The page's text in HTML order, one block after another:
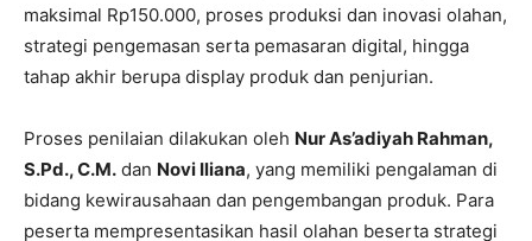
maksimal Rp150.000, proses produksi dan inovasi olahan,
strategi pengemasan serta pemasaran digital, hingga
tahap akhir berupa display produk dan penjurian.
Proses penilaian dilakukan oleh Nur As’adiyah Rahman,
S.Pd., C.M. dan Novi Iliana, yang memiliki pengalaman di
bidang kewirausahaan dan pengembangan produk. Para
peserta mempresentasikan hasil olahan beserta strategi